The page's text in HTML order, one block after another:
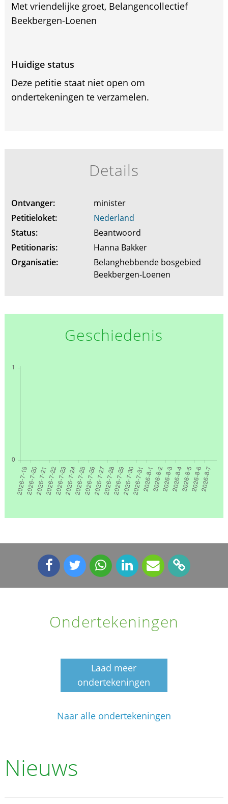
Met vriendelijke groet, Belangencollectief
Beekbergen-Loenen
Huidige status
Deze petitie staat niet open om
ondertekeningen te verzamelen.
Details
Ontvanger:
minister
Petitieloket:
Nederland
Status:
Beantwoord
Petitionaris:
Hanna Bakker
Organisatie:
Belanghebbende bosgebied
Beekbergen-Loenen
Geschiedenis
Ondertekeningen
Laad meer
ondertekeningen
Naar alle ondertekeningen
Nieuws